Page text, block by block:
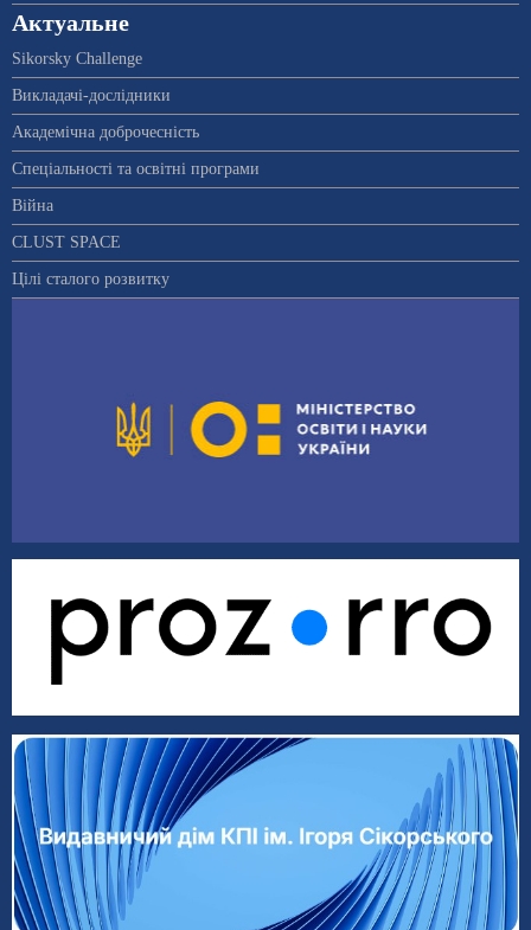
Актуальне
Sikorsky Challenge
Викладачі-дослідники
Академічна доброчесність
Спеціальності та освітні програми
Війна
CLUST SPACE
Цілі сталого розвитку